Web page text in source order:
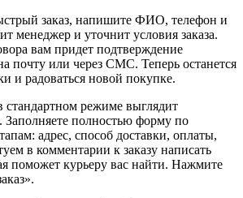
заказ, напишите ФИО, телефон и
менеджер и уточнит условия заказа.
вам придет подтверждение
почту или через СМС. Теперь останется
и радоваться новой покупке.
стандартном режиме выглядит
полностью форму по
адрес, способ доставки, оплаты,
в комментарии к заказу написать
поможет курьеру вас найти. Нажмите